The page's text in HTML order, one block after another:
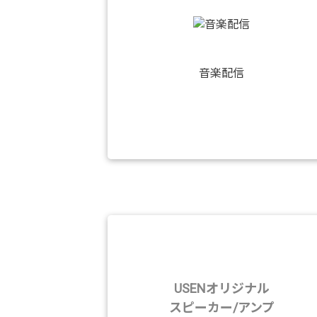
音楽配信
USENオリジナル
スピーカー/アンプ